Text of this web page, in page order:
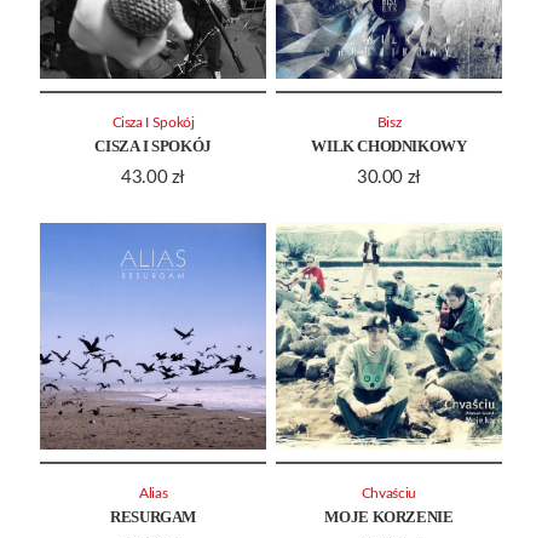
CISZA I SPOKÓJ
43.00 zł
Cisza I Spokój
WILK CHODNIKOWY
30.00 zł
Bisz
RESURGAM
Alias
MOJE KORZENIE
Chvaściu